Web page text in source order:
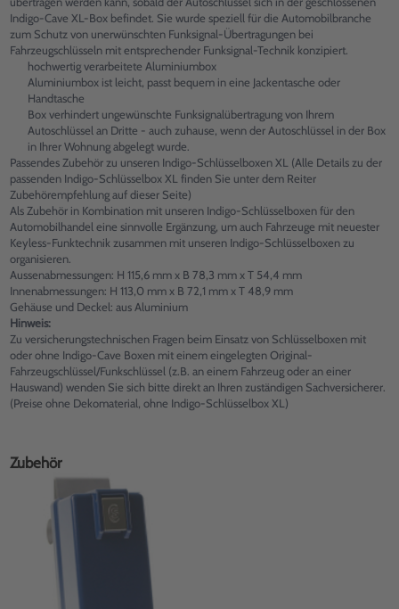
Indigo-Cave XL-Box befindet. Sie wurde speziell für die Automobilbranche
zum Schutz von unerwünschten Funksignal-Übertragungen bei
Fahrzeugschlüsseln mit entsprechender Funksignal-Technik konzipiert.
hochwertig verarbeitete Aluminiumbox
Aluminiumbox ist leicht, passt bequem in eine Jackentasche oder
Handtasche
Box verhindert ungewünschte Funksignalübertragung von Ihrem
Autoschlüssel an Dritte - auch zuhause, wenn der Autoschlüssel in der Box
in Ihrer Wohnung abgelegt wurde.
Passendes Zubehör zu unseren Indigo-Schlüsselboxen XL (Alle Details zu der
passenden Indigo-Schlüsselbox XL finden Sie unter dem Reiter
Zubehörempfehlung auf dieser Seite)
Als Zubehör in Kombination mit unseren Indigo-Schlüsselboxen für den
Automobilhandel eine sinnvolle Ergänzung, um auch Fahrzeuge mit neuester
Keyless-Funktechnik zusammen mit unseren Indigo-Schlüsselboxen zu
organisieren.
Aussenabmessungen: H 115,6 mm x B 78,3 mm x T 54,4 mm
Innenabmessungen: H 113,0 mm x B 72,1 mm x T 48,9 mm
Gehäuse und Deckel: aus Aluminium
Hinweis:
Zu versicherungstechnischen Fragen beim Einsatz von Schlüsselboxen mit
oder ohne Indigo-Cave Boxen mit einem eingelegten Original-
Fahrzeugschlüssel/Funkschlüssel (z.B. an einem Fahrzeug oder an einer
Hauswand) wenden Sie sich bitte direkt an Ihren zuständigen Sachversicherer.
(Preise ohne Dekomaterial, ohne Indigo-Schlüsselbox XL)
Zubehör